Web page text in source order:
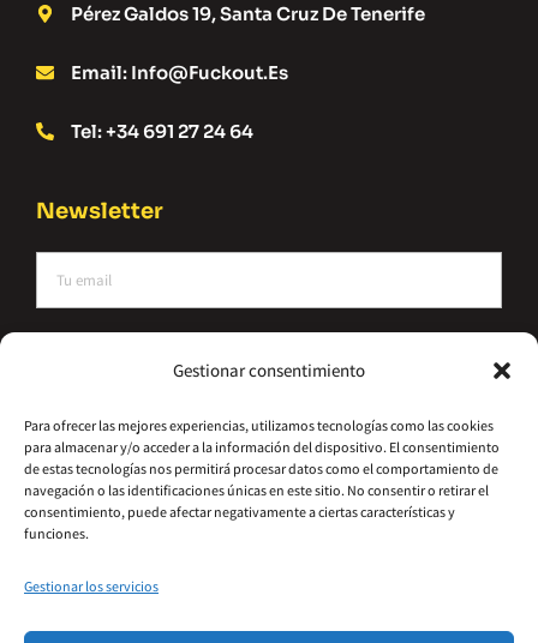
Gestionar consentimiento
Para ofrecer las mejores experiencias, utilizamos tecnologías como las cookies
para almacenar y/o acceder a la información del dispositivo. El consentimiento
de estas tecnologías nos permitirá procesar datos como el comportamiento de
navegación o las identificaciones únicas en este sitio. No consentir o retirar el
consentimiento, puede afectar negativamente a ciertas características y
funciones.
Gestionar los servicios
Pérez Galdos 19, Santa Cruz De Tenerife
Email: Info@fuckout.es
Tel: +34 691 27 24 64
Newsletter
Alternative:
©2026 – Hydrometal Canarias SL